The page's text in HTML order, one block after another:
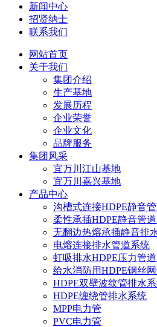
新闻中心
招贤纳士
联系我们
网站首页
关于我们
集团介绍
生产基地
发展历程
企业荣誉
企业文化
品牌服务
集团风采
宜万川江山基地
宜万川嘉兴基地
产品中心
沟槽式连接HDPE静音
柔性承插HDPE静音管
无翻边热熔承插静音排
电熔连接排水管道系统
虹吸排水HDPE压力管
给水消防用HDPE钢丝
HDPE双壁波纹管排水
HDPE缠绕管排水系统
MPP电力管
PVC电力管